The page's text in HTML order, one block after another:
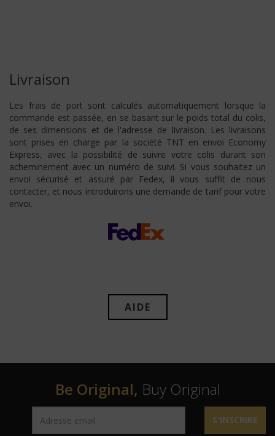
Livraison
Les frais de port sont calculés automatiquement lorsque la
commande est passée, en se basant sur le poids total du colis,
de ses dimensions et de l'adresse de livraison. Les livraisons
sont prises en charge par la société TNT en envoi Economy
Express, avec la possibilité de suivre votre colis durant son
acheminement avec un numéro de suivi. Si vous souhaitez un
envoi sécurisé et assuré par Fedex, il vous suffit de nous
contacter, et nous introduirons une demande de tarif pour votre
envoi.
AIDE
Be Original, Buy Original
S'INSCRIRE